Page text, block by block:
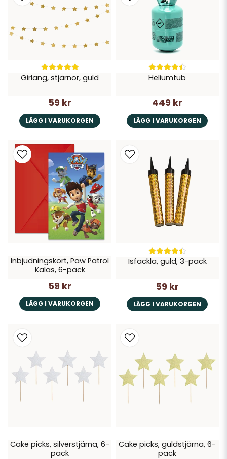
Girlang, stjärnor, guld
59 kr
LÄGG I VARUKORGEN
Heliumtub
449 kr
LÄGG I VARUKORGEN
Inbjudningskort, Paw Patrol
Kalas, 6-pack
59 kr
LÄGG I VARUKORGEN
Isfackla, guld, 3-pack
59 kr
LÄGG I VARUKORGEN
Cake picks, silverstjärna, 6-
pack
Cake picks, guldstjärna, 6-
pack